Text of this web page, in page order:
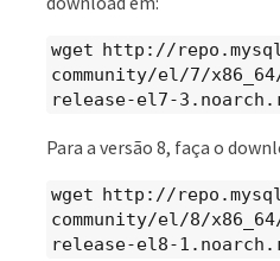
wget http://
community/el/7/
release-el7-
Para a versão 8, faça o
wget http://
community/el/8/
release-el8-